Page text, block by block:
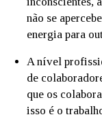
não se
energia para
A nível
de
que os
isso é o